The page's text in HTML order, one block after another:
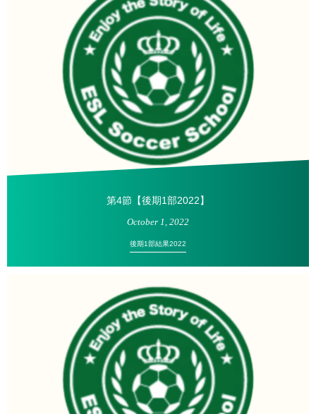
第4節【後期1部2022】
October 1 2022
後期1部結果2022